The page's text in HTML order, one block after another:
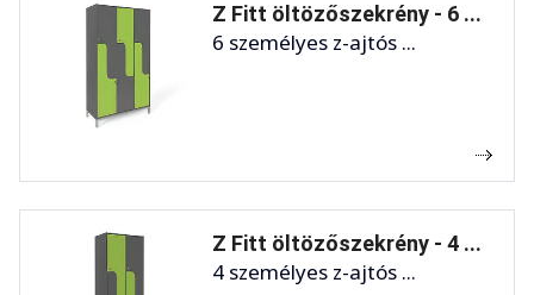
Z Fitt öltözőszekrény - 6 ...
6 személyes z-ajtós ...
Z Fitt öltözőszekrény - 4 ...
4 személyes z-ajtós ...